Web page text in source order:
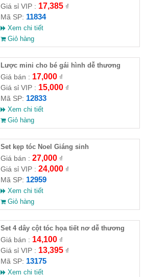
Giá sỉ VIP : 17,385₫
Mã SP: 11834
Xem chi tiết
Giỏ hàng
Lược mini cho bé gái hình dễ thương
Giá bán : 17,000₫
Giá sỉ VIP : 15,000₫
Mã SP: 12833
Xem chi tiết
Giỏ hàng
Set kẹp tóc Noel Giáng sinh
Giá bán : 27,000₫
Giá sỉ VIP : 24,000₫
Mã SP: 12959
Xem chi tiết
Giỏ hàng
Set 4 dây cột tóc họa tiết nơ dễ thương
Giá bán : 14,100₫
Giá sỉ VIP : 13,395₫
Mã SP: 13175
Xem chi tiết